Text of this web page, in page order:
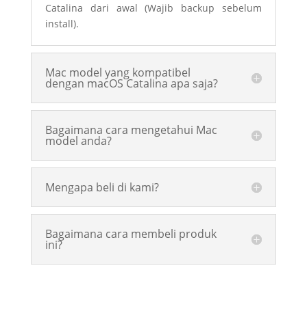
Catalina dari awal (Wajib backup sebelum
install).
Mac model yang kompatibel
dengan macOS Catalina apa saja?
Bagaimana cara mengetahui Mac
model anda?
Mengapa beli di kami?
Bagaimana cara membeli produk
ini?